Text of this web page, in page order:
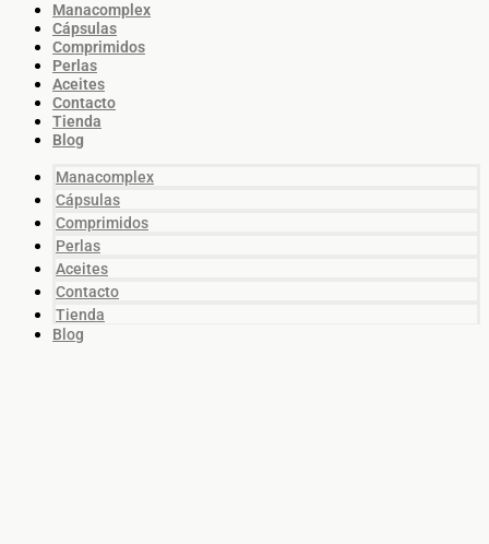
Manacomplex
Cápsulas
Comprimidos
Perlas
Aceites
Contacto
Tienda
Blog
Manacomplex
Cápsulas
Comprimidos
Perlas
Aceites
Contacto
Tienda
Blog